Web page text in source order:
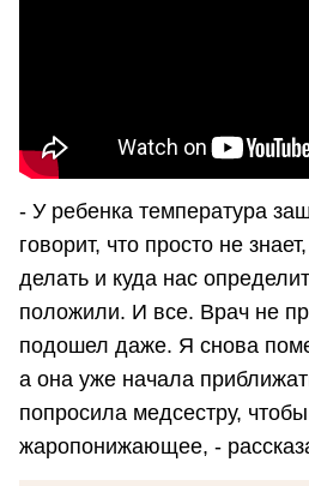
- У ребенка температура
говорит, что просто не
делать и куда нас
положили. И все. Врач не
подошел даже. Я снова
а она уже начала
попросила медсестру,
жаропонижающее, -